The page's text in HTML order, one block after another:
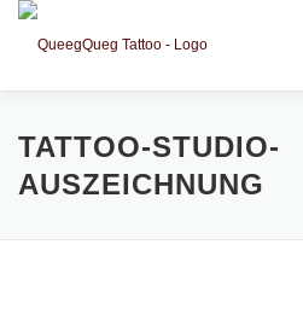
Zum Inhalt springen
START MARTEN WEDEKIND
TATTOO-STUDIO-
AUSZEICHNUNG